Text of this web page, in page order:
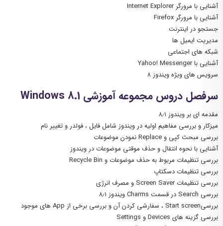
آشنایی با مرورگر Internet Explorer
آشنایی با مرورگر Firefox
جستجو در اینترنت
مدیریت ایمیل ها
شبکه های اجتماعی
آشنایی با Yahoo! Messenger
سرویس های ویژه ویندوز ۸
سرفصل دروس مجموعه آموزشی Windows 8.1
مقدمه ای بر ویندوز ۸٫۱
میزکار و بررسی مفاهیم اولیه در ویندوز شامل فایل ، فولدر و تغییر نام
بررسی مبحث کپی و Replace نمودن موضوعات
آشنایی با نحوه انتقال و حذف موقتی موضوعات در ویندوز
بررسی تنظیمات مربوط به حذف موضوعات و Recycle Bin
بررسی تنظیمات دسکتاپ
بررسی تنظیمات Screen Saver و مصرف انرژی
بررسی Search در قسمت Charms ویندوز ۸٫۱
بررسیStart screen ، سفارشی کردن آن و بررسی برخی از App های موجود
بررسی گزینه های Devices و Settings